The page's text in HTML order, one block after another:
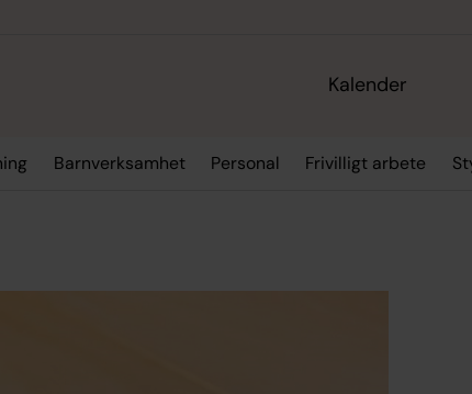
Kalender
Barnverksamhet Personal Frivilligt arbete